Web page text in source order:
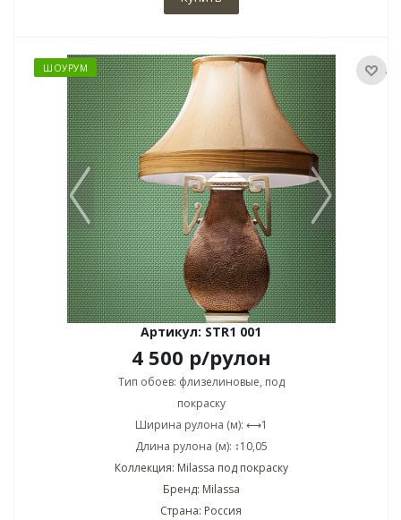
ШОУРУМ
Артикул: STR1 001
4 500 р/рулон
Тип обоев: флизелиновые, под
покраску
Ширина рулона (м): ⟷1
Длина рулона (м): ↕10,05
Коллекция: Milassa под покраску
Бренд: Milassa
Страна: Россия